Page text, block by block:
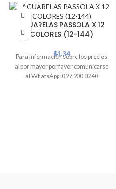
ACUARELAS PASSOLA X 12
COLORES (12-144)
$1.34
Para información sobre los precios
al por mayor por favor comunicarse
al WhatsApp: 097 900 8240